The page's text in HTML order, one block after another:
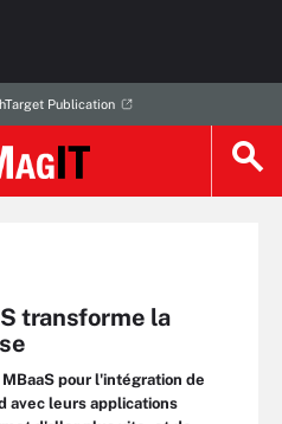
Publication
transforme la
pour l'intégration de
avec leurs applications